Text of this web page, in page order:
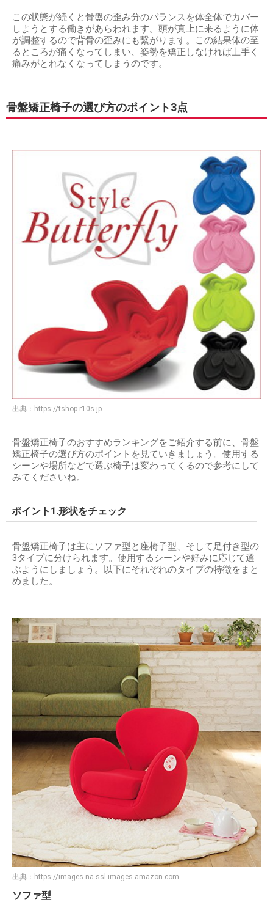
この状態が続くと骨盤の歪み分のバランスを体全体でカバー
しようとする働きがあらわれます。頭が真上に来るように体
が調整するので背骨の歪みにも繋がります。この結果体の至
るところが痛くなってしまい、姿勢を矯正しなければ上手く
痛みがとれなくなってしまうのです。
骨盤矯正椅子の選び方のポイント3点
出典： https://tshop.r10s.jp
骨盤矯正椅子のおすすめランキングをご紹介する前に、骨盤
矯正椅子の選び方のポイントを見ていきましょう。使用する
シーンや場所などで選ぶ椅子は変わってくるので参考にして
みてくださいね。
ポイント1.形状をチェック
骨盤矯正椅子は主にソファ型と座椅子型、そして足付き型の
3タイプに分けられます。使用するシーンや好みに応じて選
ぶようにしましょう。以下にそれぞれのタイプの特徴をまと
めました。
出典： https://images-na.ssl-images-amazon.com
ソファ型